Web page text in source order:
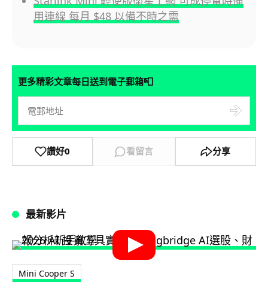
用連線 每月 $48 以備不時之需
更多精彩文章每日送到電子郵箱📮
讚好0 看留言 分享
最新影片
Mini Cooper S